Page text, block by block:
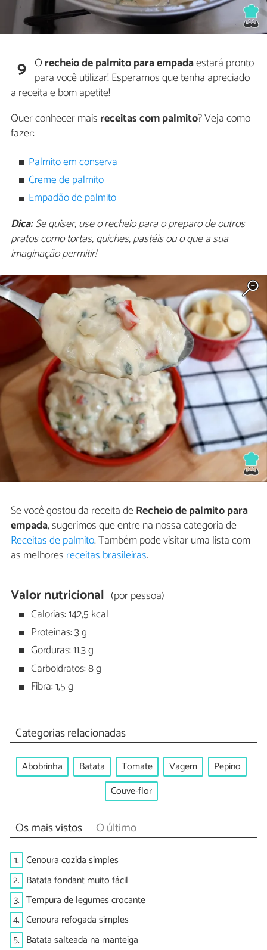
9 Orecheio de palmito para empadaestará pronto
para você utilizar! Esperamos que tenha apreciado
a receita e bom apetite!
Quer conhecer mais receitas com palmito? Veja como
fazer:
Palmito em conserva
Creme de palmito
Empadão de palmito
Dica:Se quiser, use o recheio para o preparo de outros
pratos como tortas, quiches, pastéis ou o que a sua
imaginação permitir!
Se você gostou da receita deRecheio de palmito para
empada, sugerimos que entre na nossa categoria de
Receitas de palmito. Também pode visitar uma lista com
as melhores receitas brasileiras.
Valor nutricional (por pessoa)
Calorias: 142,5 kcal
Proteínas: 3 g
Gorduras: 11,3 g
Carboidratos: 8 g
Fibra: 1,5 g
Categorias relacionadas
Abobrinha Batata Tomate Vagem
Pepino
Couve-flor
Os mais vistos O último
1. Cenoura cozida simples
2. Batata fondant muito fácil
3. Tempura de legumes crocante
4. Cenoura refogada simples
5. Batata salteada na manteiga